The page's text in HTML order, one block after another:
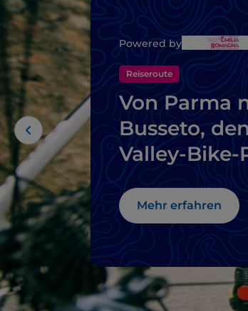
Powered by
Reiseroute
Von Parma
Busseto,
Valley-Bike-
Mehr erfahren